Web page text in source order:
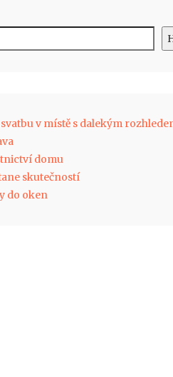
v místě s dalekým
domu
skutečností
do oken